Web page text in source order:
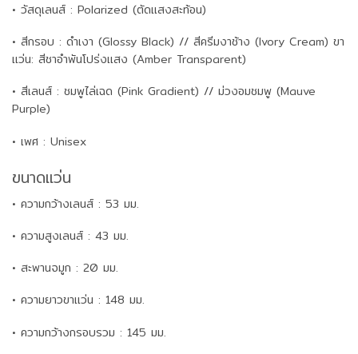
• วัสดุเลนส์ : Polarized (ตัดแสงสะท้อน)
• สีกรอบ : ดำเงา (Glossy Black) // สีครีมงาช้าง (Ivory Cream) ขา
แว่น: สีชาอำพันโปร่งแสง (Amber Transparent)
• สีเลนส์ : ชมพูไล่เฉด (Pink Gradient) // ม่วงอมชมพู (Mauve
Purple)
• เพศ : Unisex
ขนาดแว่น
• ความกว้างเลนส์ : 53 มม.
• ความสูงเลนส์ : 43 มม.
• สะพานจมูก : 20 มม.
• ความยาวขาแว่น : 148 มม.
• ความกว้างกรอบรวม : 145 มม.